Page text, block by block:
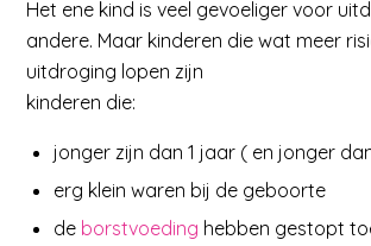
Het ene kind is veel gevoeliger voor
andere. Maar kinderen die wat meer
uitdroging lopen zijn
kinderen die:
jonger zijn dan 1 jaar ( en jonger
erg klein waren bij de geboorte
de borstvoeding hebben gestopt